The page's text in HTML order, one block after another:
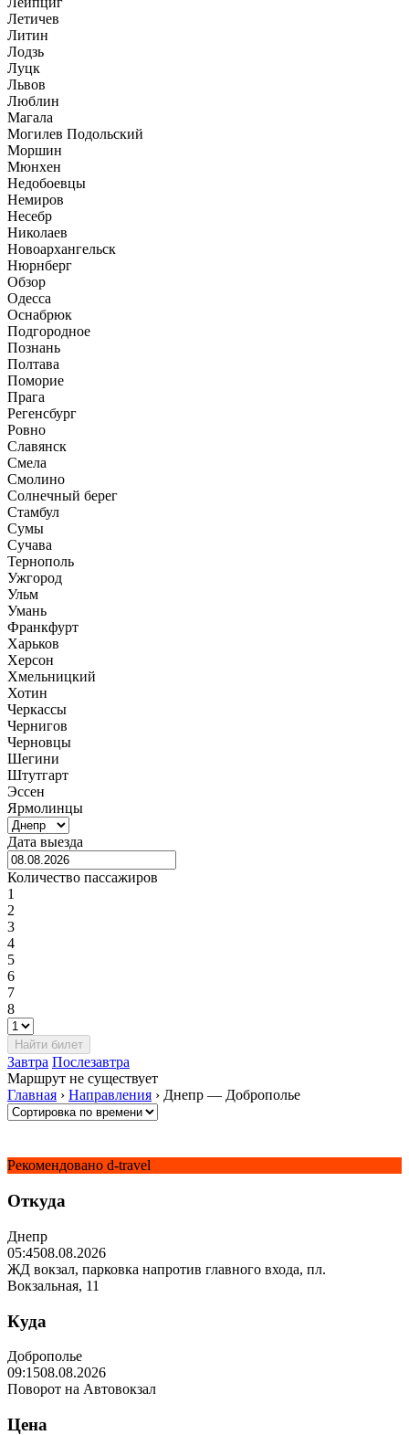
Летичев
Литин
Лодзь
Луцк
Львов
Люблин
Магала
Могилев Подольский
Моршин
Мюнхен
Недобоевцы
Немиров
Несебр
Николаев
Новоархангельск
Нюрнберг
Обзор
Одесса
Оснабрюк
Подгородное
Познань
Полтава
Поморие
Прага
Регенсбург
Ровно
Славянск
Смела
Смолино
Солнечный берег
Стамбул
Сумы
Сучава
Тернополь
Ужгород
Ульм
Умань
Франкфурт
Харьков
Херсон
Хмельницкий
Хотин
Черкассы
Чернигов
Черновцы
Шегини
Штутгарт
Эссен
Ярмолинцы
Дата выезда
Количество пассажиров
1
2
3
4
5
6
7
8
Завтра Послезавтра
Маршрут не существует
Главная › Направления › Днепр — Доброполье
Рекомендовано d-travel
Откуда
Днепр
05:4508.08.2026
ЖД вокзал, парковка напротив главного входа, пл.
Вокзальная, 11
Куда
Доброполье
09:1508.08.2026
Поворот на Автовокзал
Цена